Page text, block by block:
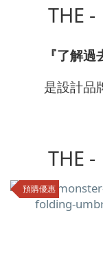
THE
『了解
是設計品
THE
預購優惠